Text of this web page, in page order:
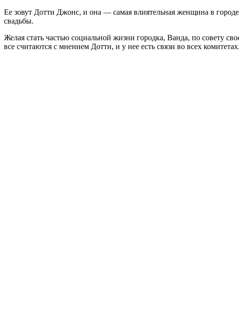
Ее зовут Дотти Джонс, и она — самая влиятельная женщина в
свадьбы.
Желая стать частью социальной жизни городка, Ванда, по совету
все считаются с мнением Дотти, и у нее есть связи во всех комитетах.